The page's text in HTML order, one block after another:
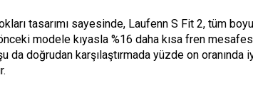
tasarımı sayesinde, Laufenn S Fit 2, tüm
modele kıyasla %16 daha kısa fren
doğrudan karşılaştırmada yüzde on oranında